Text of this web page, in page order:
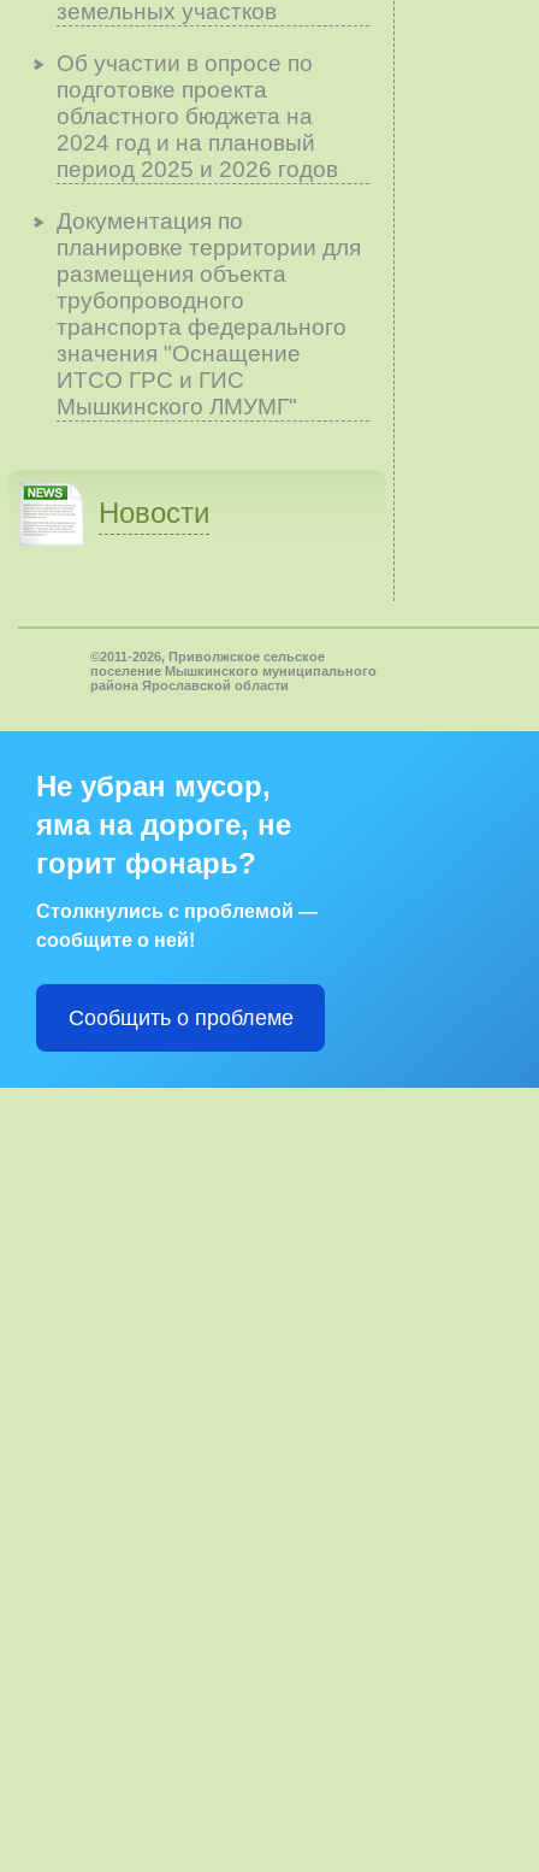
земельных участков
Об участии в опросе по
подготовке проекта
областного бюджета на
2024 год и на плановый
период 2025 и 2026 годов
Документация по
планировке территории для
размещения объекта
трубопроводного
транспорта федерального
значения "Оснащение
ИТСО ГРС и ГИС
Мышкинского ЛМУМГ"
Новости
©2011-2026, Приволжское сельское
поселение Мышкинского муниципального
района Ярославской области
Не убран мусор,
яма на дороге, не
горит фонарь?
Столкнулись с проблемой —
сообщите о ней!
Сообщить о проблеме